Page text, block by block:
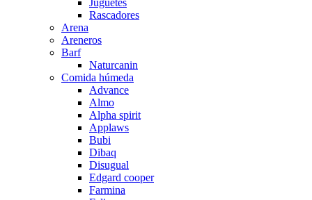
Juguetes
Rascadores
Arena
Areneros
Barf
Naturcanin
Comida húmeda
Advance
Almo
Alpha spirit
Applaws
Bubi
Dibaq
Disugual
Edgard cooper
Farmina